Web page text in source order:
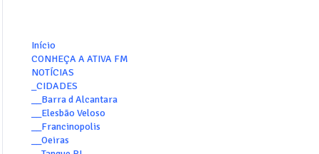
Início
CONHEÇA A ATIVA FM
NOTÍCIAS
_CIDADES
__Barra d Alcantara
__Elesbão Veloso
__Francinopolis
__Oeiras